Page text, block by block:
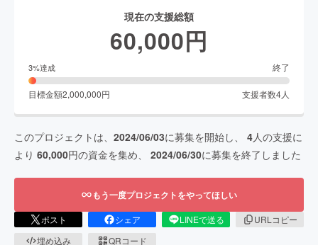
現在の支援総額
60,000円
3%達成 終了
目標金額2,000,000円 支援者数4人
このプロジェクトは、 2024/06/03に募集を開始し、 4人の支援に
より 60,000円の資金を集め、 2024/06/30に募集を終了しました
もう一度プロジェクトをやってほしい
ポスト シェア LINEで送る
URLコピー
埋め込み
QRコード